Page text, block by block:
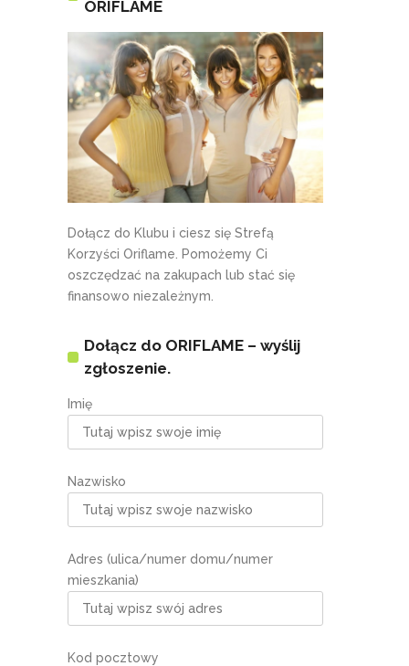
ORIFLAME
Dołącz do Klubu i ciesz się Strefą
Korzyści Oriflame. Pomożemy Ci
oszczędzać na zakupach lub stać się
finansowo niezależnym.
Dołącz do ORIFLAME – wyślij
zgłoszenie.
Imię
Nazwisko
Adres (ulica/numer domu/numer
mieszkania)
Kod pocztowy